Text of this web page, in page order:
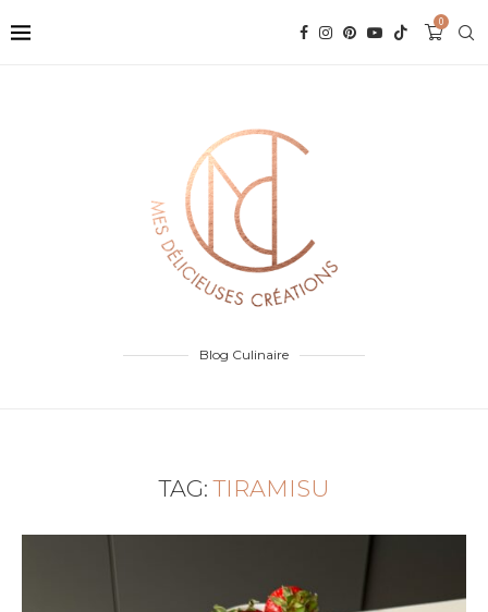
0
Blog Culinaire
TAG:TIRAMISU